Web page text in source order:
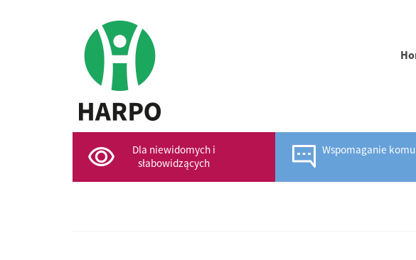
Dla niewidomych i
słabowidzących
Wspomaganie